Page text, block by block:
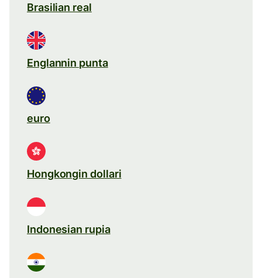
Brasilian real
Englannin punta
euro
Hongkongin dollari
Indonesian rupia